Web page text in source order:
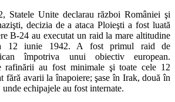
Statele Unite declarau război României şi
decizia de a ataca Ploieşti a fost luată
B-24 au executat un raid la mare altitudine
12 iunie 1942. A fost primul raid de
împotriva unui obiectiv european.
rafinării au fost minimale şi toate cele 12
fără avarii la înapoiere; şase în Irak, două în
echipajele au fost internate.